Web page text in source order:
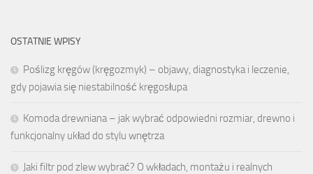
OSTATNIE WPISY
Poślizg kręgów (kręgozmyk) – objawy, diagnostyka i leczenie,
gdy pojawia się niestabilność kręgosłupa
Komoda drewniana – jak wybrać odpowiedni rozmiar, drewno i
funkcjonalny układ do stylu wnętrza
Jaki filtr pod zlew wybrać? O wkładach, montażu i realnych